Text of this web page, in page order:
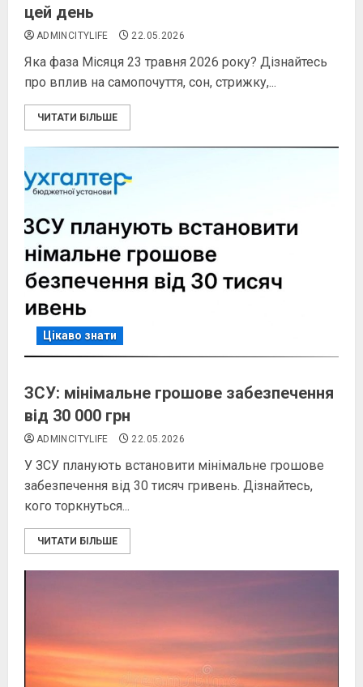
цей день
ADMINCITYLIFE 22.05.2026
Яка фаза Місяця 23 травня 2026 року? Дізнайтесь
про вплив на самопочуття, сон, стрижку,...
ЧИТАТИ БІЛЬШЕ
Цікаво знати
ЗСУ: мінімальне грошове забезпечення
від 30 000 грн
ADMINCITYLIFE 22.05.2026
У ЗСУ планують встановити мінімальне грошове
забезпечення від 30 тисяч гривень. Дізнайтесь,
кого торкнуться...
ЧИТАТИ БІЛЬШЕ